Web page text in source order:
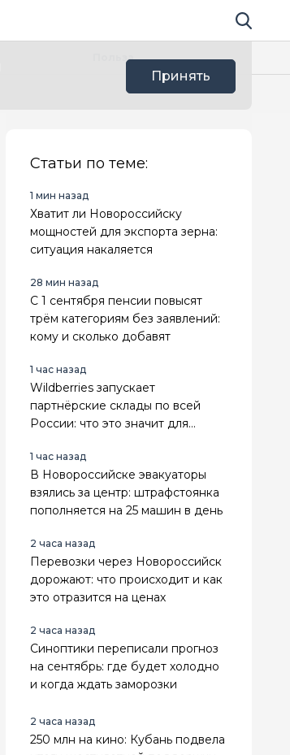
Поиск по
Принять
Польза
Статьи по теме:
1 мин назад
Хватит ли Новороссийску
мощностей для экспорта зерна:
ситуация накаляется
28 мин назад
С 1 сентября пенсии повысят
трём категориям без заявлений:
кому и сколько добавят
1 час назад
Wildberries запускает
партнёрские склады по всей
России: что это значит для
1 час назад
В Новороссийске эвакуаторы
взялись за центр: штрафстоянка
пополняется на 25 машин в день
2 часа назад
Перевозки через Новороссийск
дорожают: что происходит и как
это отразится на ценах
2 часа назад
Синоптики переписали прогноз
на сентябрь: где будет холодно
и когда ждать заморозки
2 часа назад
250 млн на кино: Кубань подвела